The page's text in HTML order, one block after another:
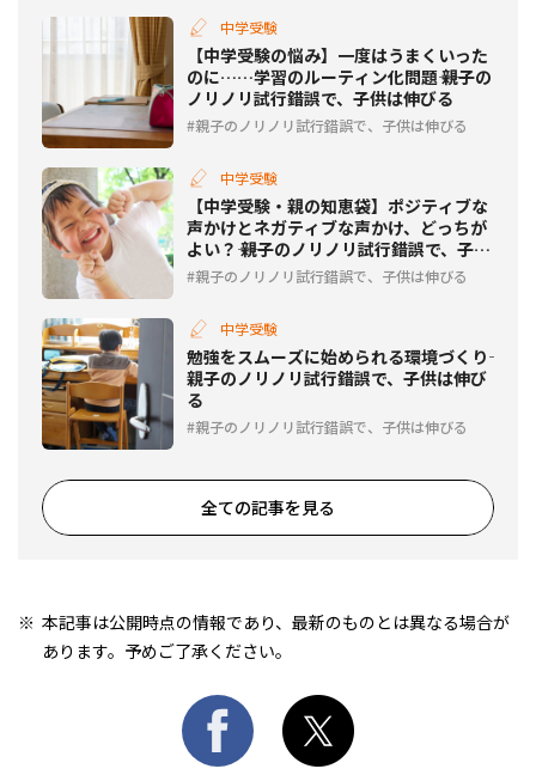
中学受験
【中学受験の悩み】一度はうまくいった
のに……学習のルーティン化問題―― 親子の
ノリノリ試行錯誤で、子供は伸びる
親子のノリノリ試行錯誤で、子供は伸びる
中学受験
【中学受験・親の知恵袋】ポジティブな
声かけとネガティブな声かけ、どっちが
よい？―― 親子のノリノリ試行錯誤で、子供
は伸びる
親子のノリノリ試行錯誤で、子供は伸びる
中学受験
勉強をスムーズに始められる環境づくり――
親子のノリノリ試行錯誤で、子供は伸び
る
親子のノリノリ試行錯誤で、子供は伸びる
全ての記事を見る
本記事は公開時点の情報であり、最新のものとは異なる場合が
あります。予めご了承ください。